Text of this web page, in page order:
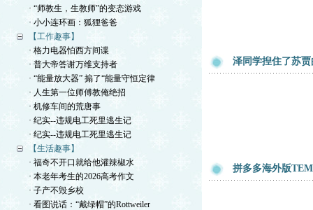
· “师教生，生教师”的变态游戏
· 小小连环画：狐狸爸爸
【工作趣事】
· 格力电器怕西方间谍
· 普大帝答谢万维支持者
· “能量放大器” 搧了“能量守恒定律
· 人生第一位师傅教俺绝招
· 机修车间的荒唐事
· 纪实--违规电工死里逃生记
· 纪实--违规电工死里逃生记
【生活趣事】
· 福奇不开口就给他灌辣椒水
· 本老年考生的2026高考作文
· 子产不毁乡校
· 看图说话：“戴绿帽”的Rottweiler
泽同学揑住了苏
拼多多海外版